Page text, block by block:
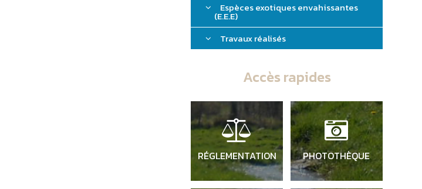
Espèces exotiques envahissantes
(E.E.E)
Travaux réalisés
Accès rapides
RÉGLEMENTATION PHOTOTHÈQUE